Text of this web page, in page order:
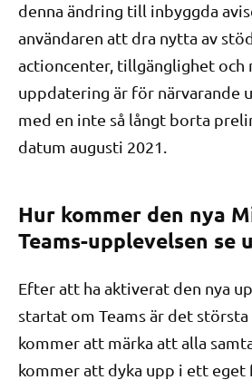
denna ändring till inbyggda
användaren att dra nytta av
actioncenter, tillgänglighet och
uppdatering är för närvarande
med en inte så långt borta
datum augusti 2021.
Hur kommer den nya
Teams-upplevelsen se
Efter att ha aktiverat den nya
startat om Teams är det
kommer att märka att alla
kommer att dyka upp i ett eget